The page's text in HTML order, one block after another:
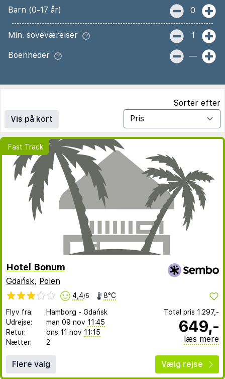
Barn (0-17 år) 0
Min. soveværelser 1
Boenheder —
Vis på kort
Sorter efter
Hotel Bonum
Gdańsk, Polen
4,4/5 8°C
Flyv fra: Hamborg - Gdańsk
Udrejse:
man 09 nov 11:45
Retur:
ons 11 nov 11:15
Nætter:
2
Total pris 1.297,-
649,-
læs mere
Flere valg Vælg rejse